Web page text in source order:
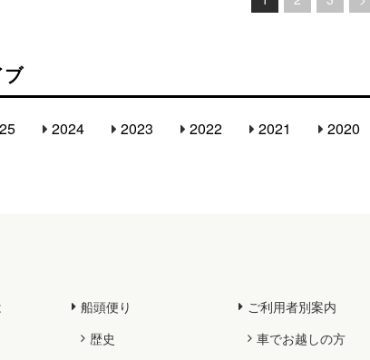
2024 2023 2022 2021 2020
船頭便り
歴史
ご利用者別案内
車でお越しの方